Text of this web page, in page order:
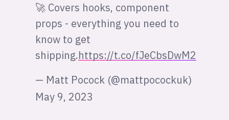
🚀 Covers hooks, component
props - everything you need to
know to get
shipping.https://t.co/fJeCbsDwM2
— Matt Pocock (@mattpocockuk)
May 9, 2023